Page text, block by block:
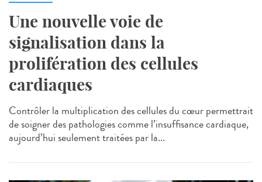
Une nouvelle voie de
signalisation dans la
prolifération des cellules
cardiaques
Contrôler la multiplication des cellules du cœur permettrait
de soigner des pathologies comme l’insuffisance cardiaque,
aujourd’hui seulement traitées par la...